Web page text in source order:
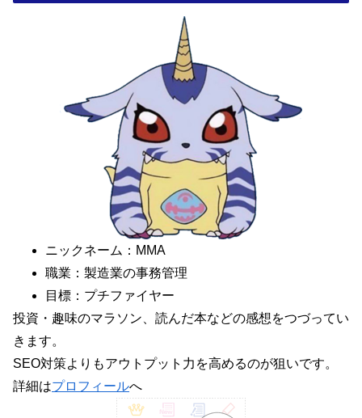
ニックネーム：MMA
職業：製造業の事務管理
目標：プチファイヤー
投資・趣味のマラソン、読んだ本などの感想をつづってい
きます。
SEO対策よりもアウトプット力を高めるのが狙いです。
詳細はプロフィールへ